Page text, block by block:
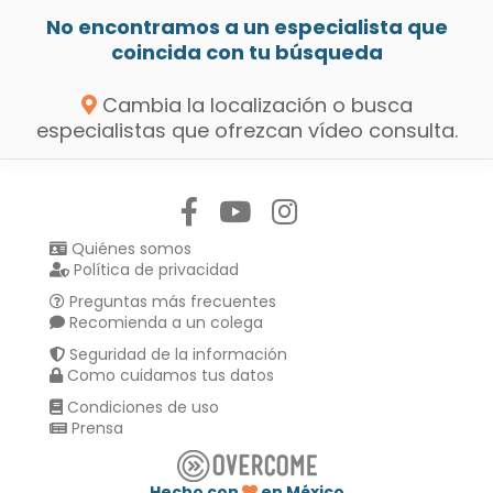
No encontramos a un especialista que
coincida con tu búsqueda
Cambia la localización o busca
especialistas que ofrezcan vídeo consulta.
Quiénes somos
Política de privacidad
Preguntas más frecuentes
Recomienda a un colega
Seguridad de la información
Como cuidamos tus datos
Condiciones de uso
Prensa